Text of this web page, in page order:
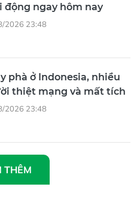
động ngay hôm nay
2026 23:48
phà ở Indonesia, nhiều
thiệt mạng và mất tích
2026 23:48
THÊM